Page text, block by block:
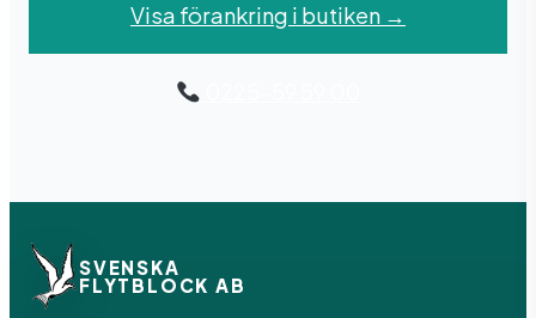
Visa förankring i butiken →
SVENSKA
FLYTBLOCK AB